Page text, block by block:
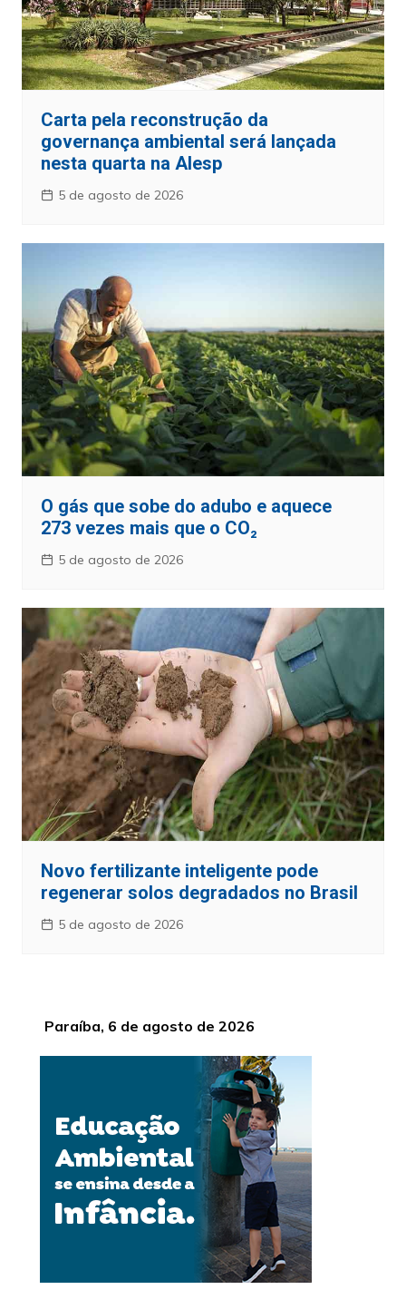
Carta pela reconstrução da
governança ambiental será lançada
nesta quarta na Alesp
5 de agosto de 2026
O gás que sobe do adubo e aquece
273 vezes mais que o CO₂
5 de agosto de 2026
Novo fertilizante inteligente pode
regenerar solos degradados no Brasil
5 de agosto de 2026
Paraíba, 6 de agosto de 2026